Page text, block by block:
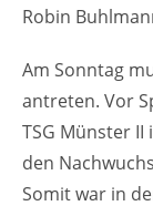
Robin
Am Sonntag
antreten. Vor
TSG Münster
den
Somit war in